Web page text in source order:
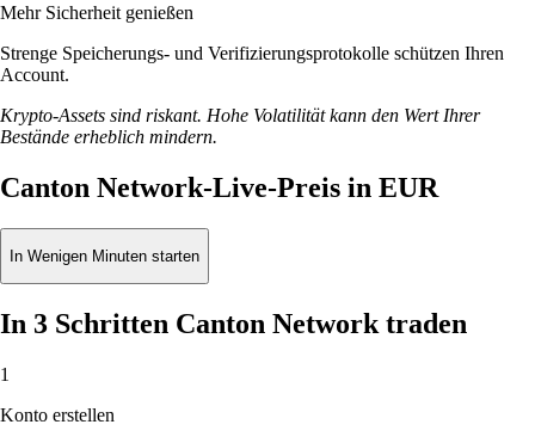
Mehr Sicherheit genießen
Strenge Speicherungs- und Verifizierungsprotokolle schützen Ihren
Account.
Krypto-Assets sind riskant. Hohe Volatilität kann den Wert Ihrer
Bestände erheblich mindern.
Canton Network-Live-Preis in EUR
In Wenigen Minuten starten
In 3 Schritten Canton Network traden
1
Konto erstellen